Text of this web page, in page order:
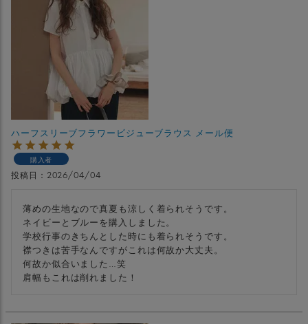
ハーフスリーブフラワービジューブラウス メール便
購入者
投稿日 2026/04/04
薄めの生地なので真夏も涼しく着られそうです。
ネイビーとブルーを購入しました。
学校行事のきちんとした時にも着られそうです。
襟つきは苦手なんですがこれは何故か大丈夫。
何故か似合いました…笑
肩幅もこれは削れました！